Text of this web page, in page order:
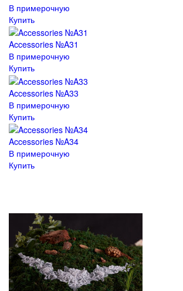
В примерочную
Купить
Accessories №A31
В примерочную
Купить
Accessories №A33
В примерочную
Купить
Accessories №A34
В примерочную
Купить